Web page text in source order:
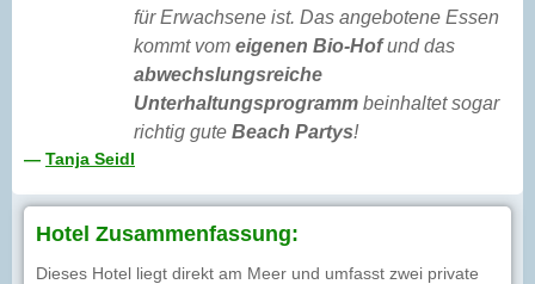
für Erwachsene ist. Das angebotene Essen
kommt vom eigenen Bio-Hofund das
abwechslungsreiche
Unterhaltungsprogramm beinhaltet sogar
richtig gute Beach Partys!
— Tanja Seidl
Hotel Zusammenfassung:
Dieses Hotel liegt direkt am Meer und umfasst zwei private